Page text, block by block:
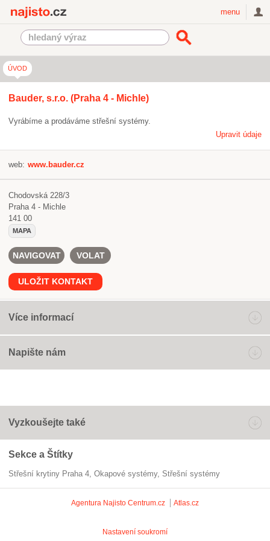
menu
ÚVOD
Bauder, s.r.o. (Praha 4 - Michle)
Vyrábíme a prodáváme střešní systémy.
Upravit údaje
web: www.bauder.cz
Chodovská 228/3
Praha 4 - Michle
141 00
MAPA
NAVIGOVAT VOLAT
ULOŽIT KONTAKT
Více informací
Napište nám
Vyzkoušejte také
Sekce a Štítky
Střešní krytiny Praha 4 okapové systémy střešní systémy
Agentura Najisto Centrum.cz Atlas.cz
Nastavení soukromí